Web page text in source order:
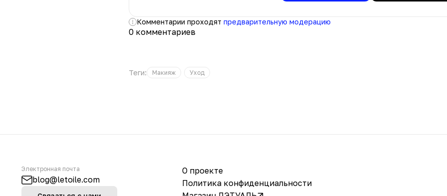
Комментарии проходят предварительную модерацию
0 комментариев
Теги: Макияж Уход
Электронная почта
blog@letoile.com
О проекте
Политика конфиденциальности